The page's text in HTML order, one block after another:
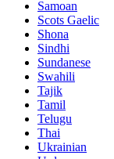
Samoan
Scots Gaelic
Shona
Sindhi
Sundanese
Swahili
Tajik
Tamil
Telugu
Thai
Ukrainian